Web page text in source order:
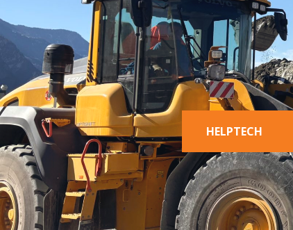
HELPTECH